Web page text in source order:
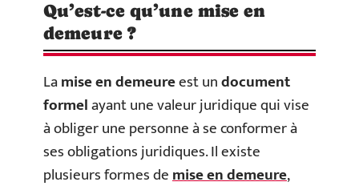
Qu’est-ce qu’une mise en
demeure ?
Lamise en demeureest undocument
formelayant une valeur juridique qui vise
à obliger une personne à se conformer à
ses obligations juridiques. Il existe
plusieurs formes demise en demeure,